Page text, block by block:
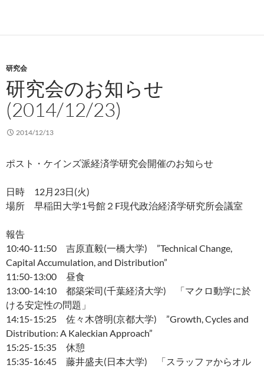
研究会
研究会のお知らせ
(2014/12/23)
2014/12/13
ポスト・ケインズ派経済学研究会開催のお知らせ
日時 12月23日(火)
場所 早稲田大学1号館２F現代政治経済学研究所会議室
報告
10:40-11:50 吉原直毅(一橋大学) ”Technical Change,
Capital Accumulation, and Distribution”
11:50-13:00 昼食
13:00-14:10 都築栄司(千葉経済大学) 「マクロ動学に於
ける安定性の問題」
14:15-15:25 佐々木啓明(京都大学) ”Growth, Cycles and
Distribution: A Kaleckian Approach”
15:25-15:35 休憩
15:35-16:45 藤井盛夫(日本大学) 「スラッファからオル